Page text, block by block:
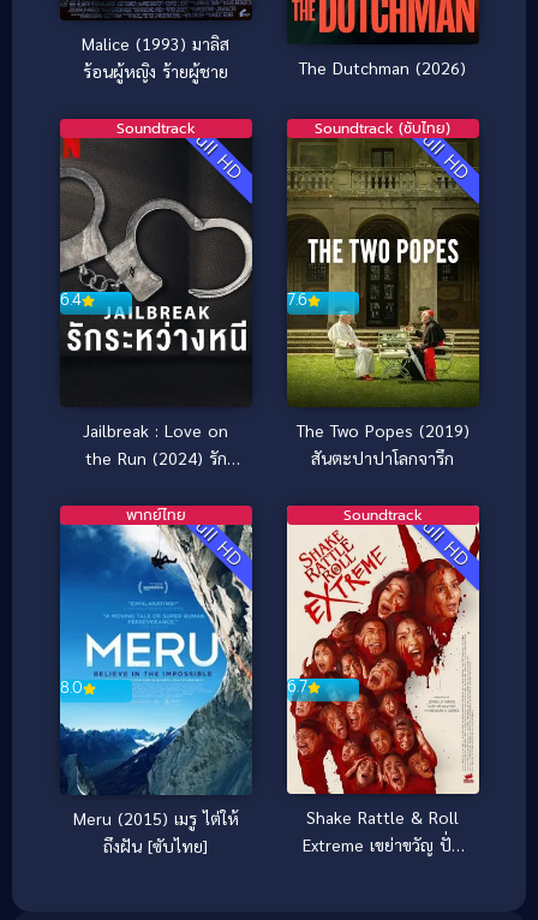
Malice (1993) มาลิส
ร้อนผู้หญิง ร้ายผู้ชาย
The Dutchman (2026)
Full HD
6.4
Soundtrack
Jailbreak : Love on
the Run (2024) รัก
Full HD
7.6
Soundtrack (ซับไทย)
The Two Popes (2019)
สันตะปาปาโลกจารึก
Full HD
8.0
พากย์ไทย
Meru (2015) เมรู ไต่ให้
ถึงฝัน [ซับไทย]
Full HD
6.7
Soundtrack
Shake Rattle & Roll
Extreme เขย่าขวัญ ปั่น